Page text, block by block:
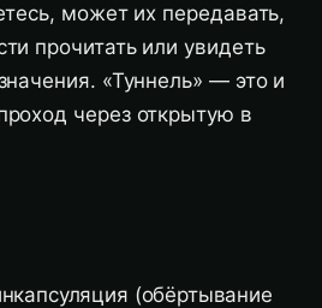
может их передавать,
прочитать или увидеть
«Туннель» — это и
через открытую в
(обёртывание